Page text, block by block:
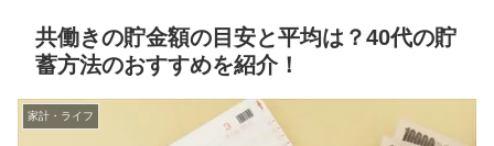
共働きの貯金額の目安と平均は？40代の貯
蓄方法のおすすめを紹介！
家計・ライフ